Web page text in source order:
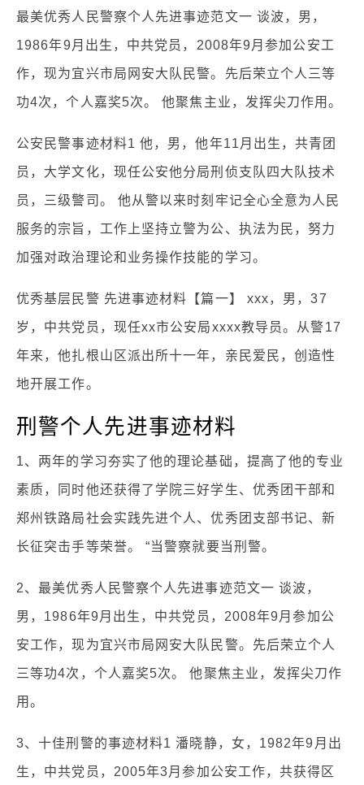
最美优秀人民警察个人先进事迹范文一 谈波，男，
1986年9月出生，中共党员，2008年9月参加公安工
作，现为宜兴市局网安大队民警。先后荣立个人三等
功4次，个人嘉奖5次。 他聚焦主业，发挥尖刀作用。
公安民警事迹材料1 他，男，他年11月出生，共青团
员，大学文化，现任公安他分局刑侦支队四大队技术
员，三级警司。 他从警以来时刻牢记全心全意为人民
服务的宗旨，工作上坚持立警为公、执法为民，努力
加强对政治理论和业务操作技能的学习。
优秀基层民警 先进事迹材料【篇一】 xxx，男，37
岁，中共党员，现任xx市公安局xxxx教导员。从警17
年来，他扎根山区派出所十一年，亲民爱民，创造性
地开展工作。
刑警个人先进事迹材料
1、两年的学习夯实了他的理论基础，提高了他的专业
素质，同时他还获得了学院三好学生、优秀团干部和
郑州铁路局社会实践先进个人、优秀团支部书记、新
长征突击手等荣誉。 “当警察就要当刑警。
2、最美优秀人民警察个人先进事迹范文一 谈波，
男，1986年9月出生，中共党员，2008年9月参加公
安工作，现为宜兴市局网安大队民警。先后荣立个人
三等功4次，个人嘉奖5次。 他聚焦主业，发挥尖刀作
用。
3、十佳刑警的事迹材料1 潘晓静，女，1982年9月出
生，中共党员，2005年3月参加公安工作，共获得区